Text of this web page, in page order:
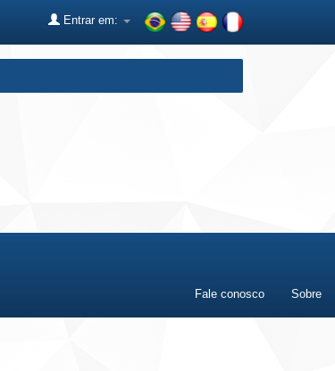
Entrar em:
Fale conosco Sobre